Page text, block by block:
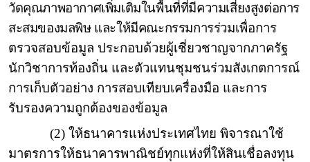
วัดคุณภาพอากาศเพิ่มเติมในพื้นที่ที่มีความเสี่ยงสูงต่อการ
สะสมของมลพิษ และให้มีคณะกรรมการร่วมเพื่อการ
ตรวจสอบข้อมูล ประกอบด้วยผู้เชี่ยวชาญจากภาครัฐ
นักวิชาการท้องถิ่น และตัวแทนชุมชนร่วมสังเกตการณ์
การเก็บตัวอย่าง การสอบเทียบเครื่องมือ และการ
รับรองความถูกต้องของข้อมูล
(2) ให้ธนาคารแห่งประเทศไทย พิจารณาใช้
มาตรการให้ธนาคารพาณิชย์ทุกแห่งที่ให้สินเชื่อลงทุน